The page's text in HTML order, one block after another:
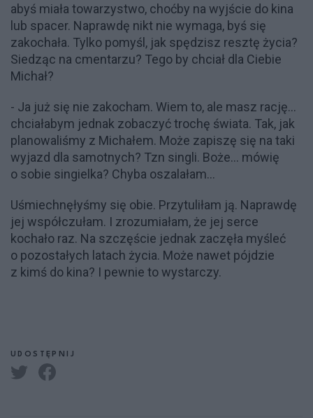
abyś miała towarzystwo, choćby na wyjście do kina
lub spacer. Naprawdę nikt nie wymaga, byś się
zakochała. Tylko pomyśl, jak spędzisz resztę życia?
Siedząc na cmentarzu? Tego by chciał dla Ciebie
Michał?
- Ja już się nie zakocham. Wiem to, ale masz rację...
chciałabym jednak zobaczyć trochę świata. Tak, jak
planowaliśmy z Michałem. Może zapiszę się na taki
wyjazd dla samotnych? Tzn singli. Boże... mówię
o sobie singielka? Chyba oszalałam...
Uśmiechnęłyśmy się obie. Przytuliłam ją. Naprawdę
jej współczułam. I zrozumiałam, że jej serce
kochało raz. Na szczęście jednak zaczęła myśleć
o pozostałych latach życia. Może nawet pójdzie
z kimś do kina? I pewnie to wystarczy.
UDOSTĘPNIJ